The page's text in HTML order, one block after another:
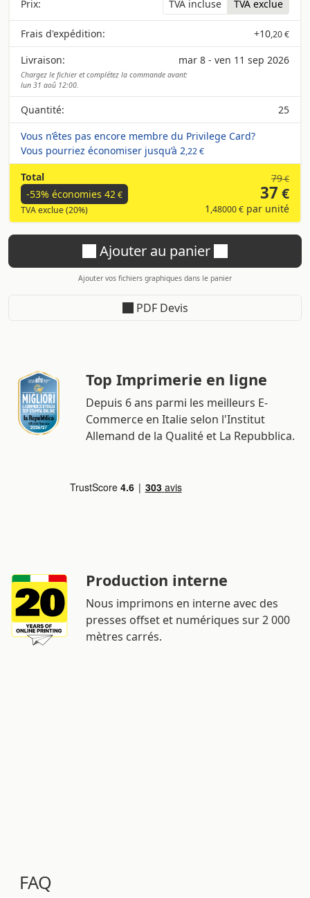
Prix: TVA incluse TVA exclue
Frais d'expédition: +10,20 €
Livraison: mar 8 - ven 11 sep 2026
Chargez le fichier et complétez la commande avant:
lun 31 aoû 12:00.
Quantité:
25
Vous n’êtes pas encore membre du Privilege Card?
Vous pourriez économiser jusqu’à 2,22 €
Total
-53% économies 42€
TVA exclue (20%)
79€
37 €
1 ,48000 € par unité
Ajouter au panier
Ajouter vos fichiers graphiques dans le panier
PDF Devis
Top Imprimerie en ligne
Depuis 6 ans parmi les meilleurs E-
Commerce en Italie selon l'Institut
Allemand de la Qualité et La Repubblica.
Production interne
Nous imprimons en interne avec des
presses offset et numériques sur 2 000
mètres carrés.
FAQ